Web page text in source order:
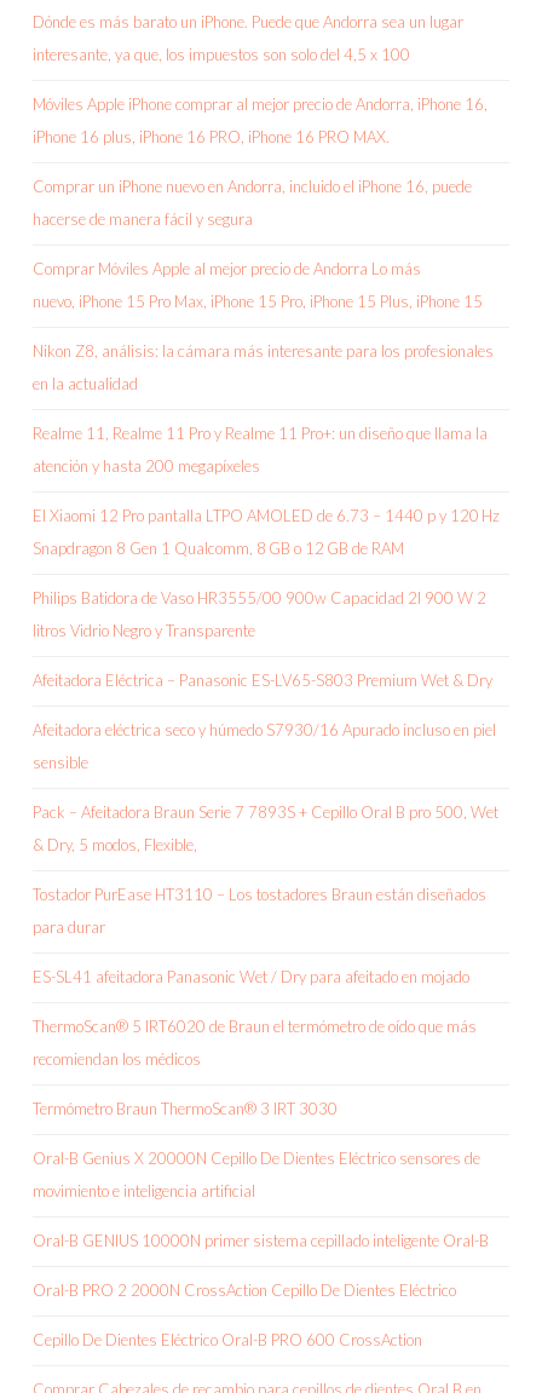
Dónde es más barato un iPhone. Puede que Andorra sea un lugar
interesante, ya que, los impuestos son solo del 4,5 x 100
Móviles Apple iPhone comprar al mejor precio de Andorra, iPhone 16,
iPhone 16 plus, iPhone 16 PRO, iPhone 16 PRO MAX.
Comprar un iPhone nuevo en Andorra, incluido el iPhone 16, puede
hacerse de manera fácil y segura
Comprar Móviles Apple al mejor precio de Andorra Lo más
nuevo, iPhone 15 Pro Max, iPhone 15 Pro, iPhone 15 Plus, iPhone 15
Nikon Z8, análisis: la cámara más interesante para los profesionales
en la actualidad
Realme 11, Realme 11 Pro y Realme 11 Pro+: un diseño que llama la
atención y hasta 200 megapíxeles
El Xiaomi 12 Pro pantalla LTPO AMOLED de 6.73 – 1440 p y 120 Hz
Snapdragon 8 Gen 1 Qualcomm, 8 GB o 12 GB de RAM
Philips Batidora de Vaso HR3555/00 900w Capacidad 2l 900 W 2
litros Vidrio Negro y Transparente
Afeitadora Eléctrica – Panasonic ES-LV65-S803 Premium Wet & Dry
Afeitadora eléctrica seco y húmedo S7930/16 Apurado incluso en piel
sensible
Pack – Afeitadora Braun Serie 7 7893S + Cepillo Oral B pro 500, Wet
& Dry, 5 modos, Flexible,
Tostador PurEase HT3110 – Los tostadores Braun están diseñados
para durar
ES-SL41 afeitadora Panasonic Wet / Dry para afeitado en mojado
ThermoScan® 5 IRT6020 de Braun el termómetro de oído que más
recomiendan los médicos
Termómetro Braun ThermoScan® 3 IRT 3030
Oral-B Genius X 20000N Cepillo De Dientes Eléctrico sensores de
movimiento e inteligencia artificial
Oral-B GENIUS 10000N primer sistema cepillado inteligente Oral-B
Oral-B PRO 2 2000N CrossAction Cepillo De Dientes Eléctrico
Cepillo De Dientes Eléctrico Oral-B PRO 600 CrossAction